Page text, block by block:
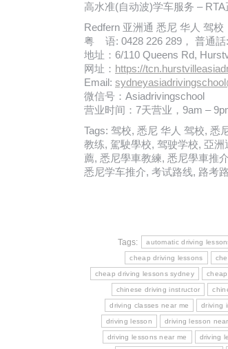
高水准(自动波)学车服务 –
Redfern 亚洲通 悉尼 华人 驾校
粤 语: 0428 226 289， 普通話
地址：6/110 Queens Rd,
网址： https://
Email:
微信号：Asiadrivingschool
营业时间：7天营业，9am –
Tags: 驾校, 悉尼 华人 驾校, 悉
教练, 駕駛學校, 驾驶学校, 亞
薦, 悉尼學車教練, 悉尼學車推
悉尼学车推介, 考试路线, 路考
Tags: automatic driving
cheap driving lessons
cheap driving lessons sydney
chinese driving instructor
driving classes near me driving
driving lesson driving lesson
driving lessons near me driving